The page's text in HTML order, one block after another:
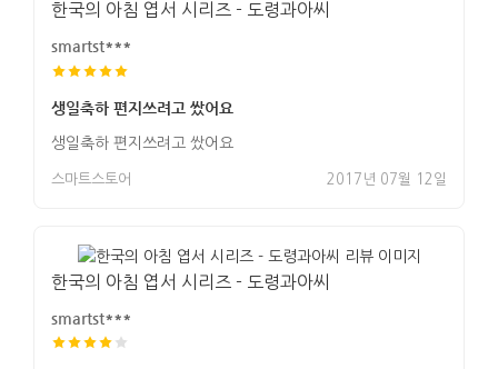
한국의 아침 엽서 시리즈 - 도령과아씨
smartst***
생일축하 편지쓰려고 쌌어요
생일축하 편지쓰려고 쌌어요
스마트스토어 2017년 07월 12일
한국의 아침 엽서 시리즈 - 도령과아씨
smartst***